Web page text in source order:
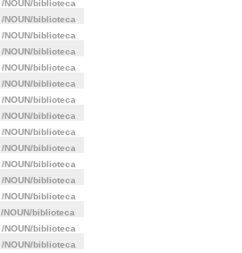
/NOUN/biblioteca
/NOUN/biblioteca
/NOUN/biblioteca
/NOUN/biblioteca
/NOUN/biblioteca
/NOUN/biblioteca
/NOUN/biblioteca
/NOUN/biblioteca
/NOUN/biblioteca
/NOUN/biblioteca
/NOUN/biblioteca
/NOUN/biblioteca
/NOUN/biblioteca
/NOUN/biblioteca
/NOUN/biblioteca
/NOUN/biblioteca